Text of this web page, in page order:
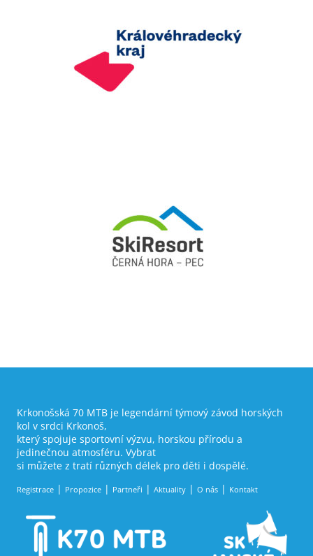
Krkonošská 70 MTB je legendární týmový závod horských
kol v srdci Krkonoš,
který spojuje sportovní výzvu, horskou přírodu a
jedinečnou atmosféru. Vybrat
si můžete z tratí různých délek pro děti i dospělé.
Registrace Propozice Partneři Aktuality O nás Kontakt